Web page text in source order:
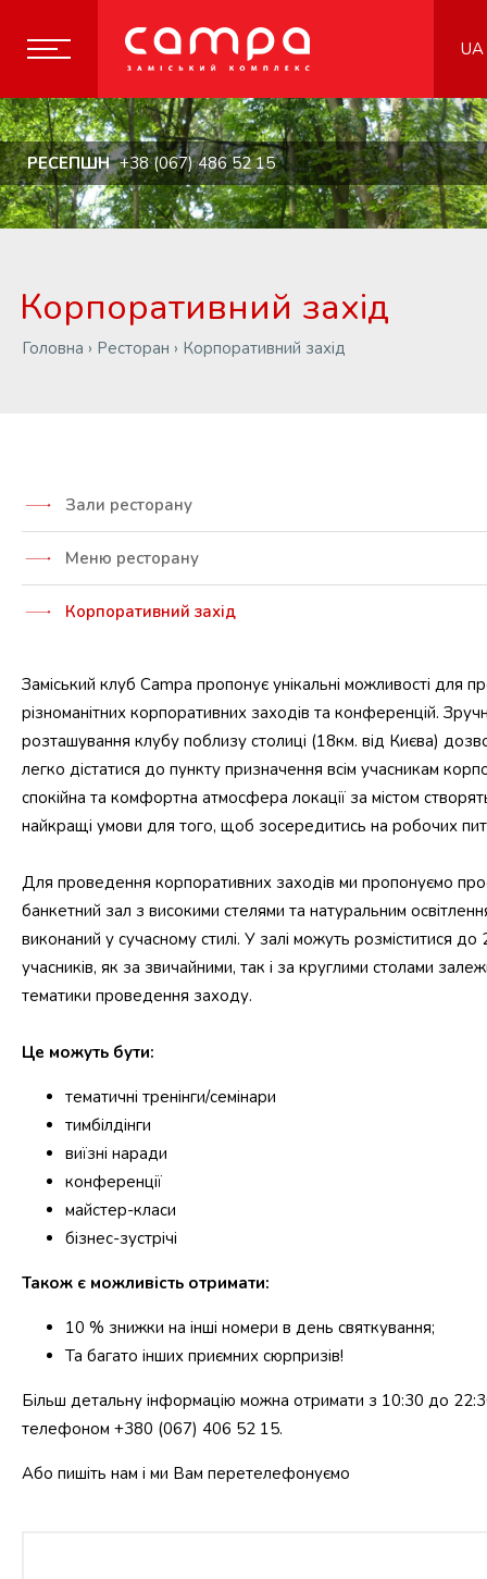
UA
РЕСЕПШН +38 (067) 486 52 15
Корпоративний захід
Головна › Ресторан › Корпоративний захід
Зали ресторану
Меню ресторану
Корпоративний захід
Заміський клуб Campa пропонує унікальні можливості для
різноманітних корпоративних заходів та конференцій.
розташування клубу поблизу столиці (18км. від Києва)
легко дістатися до пункту призначення всім учасникам
спокійна та комфортна атмосфера локації за містом
найкращі умови для того, щоб зосередитись на робочих
Для проведення корпоративних заходів ми пропонуємо
банкетний зал з високими стелями та натуральним
виконаний у сучасному стилі. У залі можуть розміститися до
учасників, як за звичайними, так і за круглими столами
тематики проведення заходу.
Це можуть бути:
тематичні тренінги/семінари
тимбілдінги
виїзні наради
конференції
майстер-класи
бізнес-зустрічі
Також є можливість отримати:
10 % знижки на інші номери в день святкування;
Та багато інших приємних сюрпризів!
Більш детальну інформацію можна отримати з 10:30 до
телефоном +380 (067) 406 52 15.
Або пишіть нам і ми Вам перетелефонуємо